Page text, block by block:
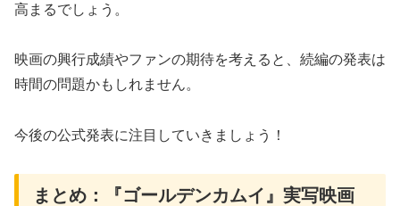
高まるでしょう。
映画の興行成績やファンの期待を考えると、続編の発表は
時間の問題かもしれません。
今後の公式発表に注目していきましょう！
まとめ：『ゴールデンカムイ』実写映画